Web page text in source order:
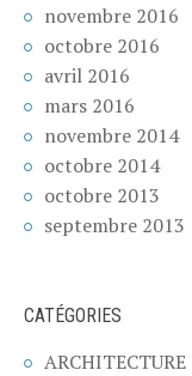
novembre 2016
octobre 2016
avril 2016
mars 2016
novembre 2014
octobre 2014
octobre 2013
septembre 2013
CATÉGORIES
ARCHITECTURE